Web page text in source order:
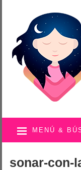
MENÚ &
sonar-con-